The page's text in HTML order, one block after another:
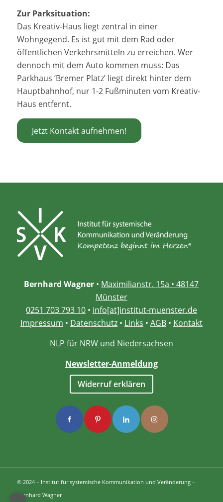
Zur Parksituation:
Das Kreativ-Haus liegt zentral in einer
Wohngegend. Es ist gut mit dem Rad oder
öffentlichen Verkehrsmitteln zu erreichen. Wer
dennoch mit dem Auto kommen muss: Das
Parkhaus ‘Bremer Platz’ liegt direkt hinter dem
Hauptbahnhof, nur 1-2 Fußminuten vom Kreativ-
Haus entfernt.
Jetzt Kontakt aufnehmen!
Bernhard Wagner • Maximilianstr. 15a • 48147
Münster
0251 703 793 10• info[at]institut-muenster.de
Impressum • Datenschutz• Links • AGB• Kontakt
NLP für NRW und Niedersachsen
Newsletter-Anmeldung
Widerruf erklären
© 2024 – Institut für systemische Kommunikation und Veränderung –
Bernhard Wagner